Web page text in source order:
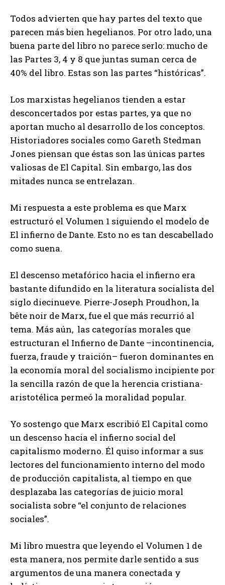
Todos advierten que hay partes del texto que
parecen más bien hegelianos. Por otro lado, una
buena parte del libro no parece serlo: mucho de
las Partes 3, 4 y 8 que juntas suman cerca de
40% del libro. Estas son las partes “históricas”.
Los marxistas hegelianos tienden a estar
desconcertados por estas partes, ya que no
aportan mucho al desarrollo de los conceptos.
Historiadores sociales como Gareth Stedman
Jones piensan que éstas son las únicas partes
valiosas de El Capital. Sin embargo, las dos
mitades nunca se entrelazan.
Mi respuesta a este problema es que Marx
estructuró el Volumen 1 siguiendo el modelo de
El infierno de Dante. Esto no es tan descabellado
como suena.
El descenso metafórico hacia el infierno era
bastante difundido en la literatura socialista del
siglo diecinueve. Pierre-Joseph Proudhon, la
bête noir de Marx, fue el que más recurrió al
tema. Más aún, las categorías morales que
estructuran el Infierno de Dante –incontinencia,
fuerza, fraude y traición– fueron dominantes en
la economía moral del socialismo incipiente por
la sencilla razón de que la herencia cristiana-
aristotélica permeó la moralidad popular.
Yo sostengo que Marx escribió El Capital como
un descenso hacia el infierno social del
capitalismo moderno. Él quiso informar a sus
lectores del funcionamiento interno del modo
de producción capitalista, al tiempo en que
desplazaba las categorías de juicio moral
socialista sobre “el conjunto de relaciones
sociales”.
Mi libro muestra que leyendo el Volumen 1 de
esta manera, nos permite darle sentido a sus
argumentos de una manera conectada y